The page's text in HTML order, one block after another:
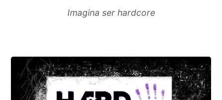
Imagina ser hardcore